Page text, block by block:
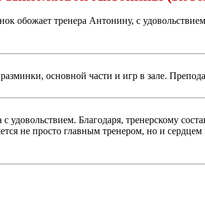
обожает тренера Антонину, с
основной части и игр в зале.
удовольствием. Благодаря, тренерскому
не просто главным тренером, но и